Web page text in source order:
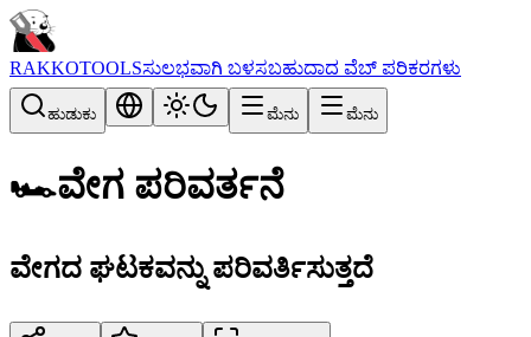
RAKKOTOOLSಸುಲಭವಾಗಿ ಬಳಸಬಹುದಾದ ವೆಬ್ ಪರಿಕರಗಳು
ಹುಡುಕು ಮೆನು ಮೆನು
🏎️ವೇಗ ಪರಿವರ್ತನೆ
ವೇಗದ ಘಟಕವನ್ನು ಪರಿವರ್ತಿಸುತ್ತದೆ